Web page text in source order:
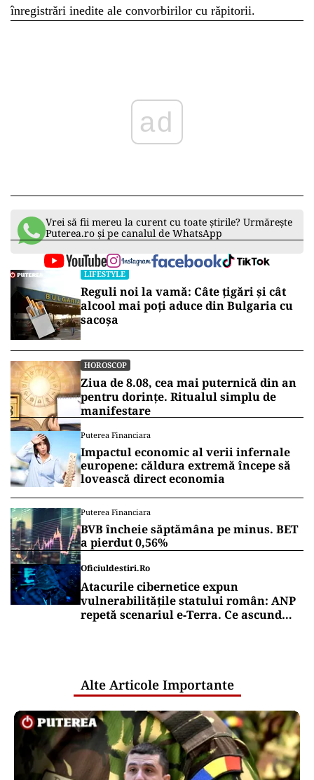
înregistrări inedite ale convorbirilor cu răpitorii.
ad
Vrei să fii mereu la curent cu toate știrile? Urmărește
Puterea.ro și pe canalul de WhatsApp
LIFESTYLE
Reguli noi la vamă: Câte țigări și cât
alcool mai poți aduce din Bulgaria cu
sacoșa
HOROSCOP
Ziua de 8.08, cea mai puternică din an
pentru dorințe. Ritualul simplu de
manifestare
Puterea Financiara
Impactul economic al verii infernale
europene: căldura extremă începe să
lovească direct economia
Puterea Financiara
BVB încheie săptămâna pe minus. BET
a pierdut 0,56%
Oficiuldestiri.ro
Atacurile cibernetice expun
vulnerabilitățile statului român: ANP
repetă scenariul e‑Terra. Ce ascund
Alte Articole Importante